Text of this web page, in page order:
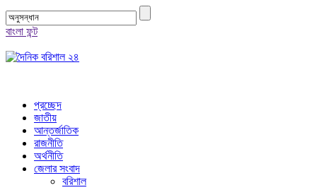
বাংলা ফন্ট
প্রচ্ছেদ
জাতীয়
আন্তর্জাতিক
রাজনীতি
অর্থনীতি
জেলার সংবাদ
বরিশাল